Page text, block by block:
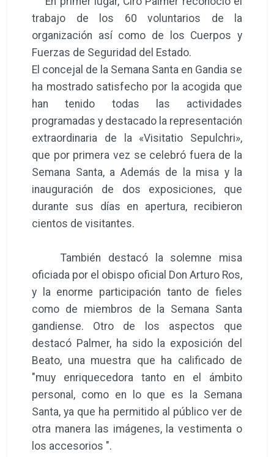
trabajo de los 60 voluntarios de la
organización así como de los Cuerpos y
Fuerzas de Seguridad del Estado.
El concejal de la Semana Santa en Gandia se
ha mostrado satisfecho por la acogida que
han tenido todas las actividades
programadas y destacado la representación
extraordinaria de la «Visitatio Sepulchri»,
que por primera vez se celebró fuera de la
Semana Santa, a Además de la misa y la
inauguración de dos exposiciones, que
durante sus días en apertura, recibieron
cientos de visitantes.
También destacó la solemne misa
oficiada por el obispo oficial Don Arturo Ros,
y la enorme participación tanto de fieles
como de miembros de la Semana Santa
gandiense. Otro de los aspectos que
destacó Palmer, ha sido la exposición del
Beato, una muestra que ha calificado de
"muy enriquecedora tanto en el ámbito
personal, como en lo que es la Semana
Santa, ya que ha permitido al público ver de
otra manera las imágenes, la vestimenta o
los accesorios ".